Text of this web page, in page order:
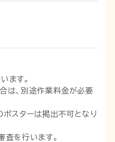
ます。
は、別途作業料金が必要
スターは掲出不可となり
査を行います。